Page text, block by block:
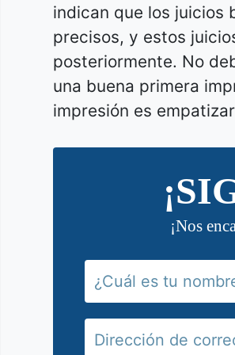
indican que los juicios
precisos, y estos
posteriormente. No
una buena primera
impresión es
¡Nos